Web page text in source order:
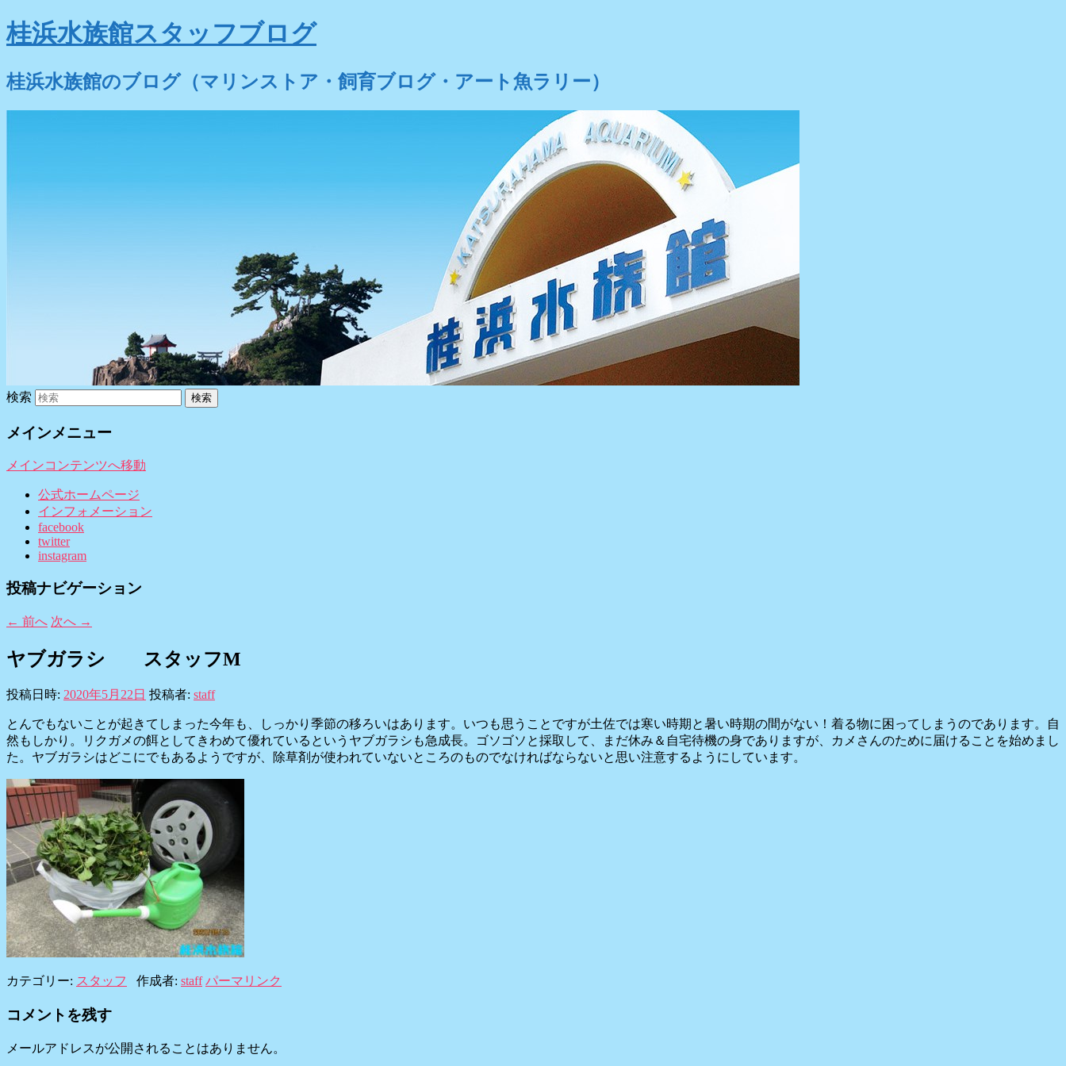
桂浜水族館スタッフブログ
桂浜水族館のブログ（マリンストア・飼育ブログ・アート魚ラリー）
検索
メインメニュー
メインコンテンツへ移動
公式ホームページ
インフォメーション
facebook
twitter
instagram
投稿ナビゲーション
← 前へ 次へ →
ヤブガラシ スタッフM
投稿日時: 2020年5月22日 投稿者: staff
とんでもないことが起きてしまった今年も、しっかり季節の移ろいはあります。いつも思うことですが土佐では寒い時期と暑い時期の間がない！着る物に困ってしまうのであります。自
然もしかり。リクガメの餌としてきわめて優れているというヤブガラシも急成長。ゴソゴソと採取して、まだ休み＆自宅待機の身でありますが、カメさんのために届けることを始めまし
た。ヤブガラシはどこにでもあるようですが、除草剤が使われていないところのものでなければならないと思い注意するようにしています。
カテゴリー: スタッフ 作成者: staff パーマリンク
コメントを残す
メールアドレスが公開されることはありません。